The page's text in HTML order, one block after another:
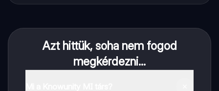
Azt hittük, soha nem fogod
megkérdezni...